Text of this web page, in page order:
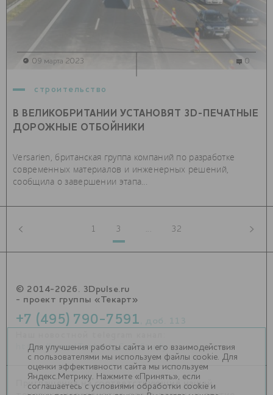
строительство
В ВЕЛИКОБРИТАНИИ УСТАНОВЯТ 3D-ПЕЧАТНЫЕ
ДОРОЖНЫЕ ОТБОЙНИКИ
Versarien, британская группа компаний по разработке
современных материалов и инженерных решений,
сообщила о завершении этапа...
09 марта 2023 0
1 3 ... 32
© 2014-2026. 3Dpulse.ru
- проект группы «Текарт»
+7 (495) 790-7591
https://t.me/Techart_CaseStudy
Приглашения на соответствующие нашей
Для улучшения работы сайта и его взаимодействия
с пользователями мы используем файлы cookie. Для
оценки эффективности сайта мы используем
Яндекс.Метрику. Нажмите «Принять», если
соглашаетесь с условиями обработки cookie и